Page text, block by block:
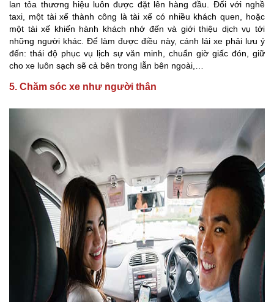
lan tỏa thương hiệu luôn được đặt lên hàng đầu. Đối với nghề
taxi, một tài xế thành công là tài xế có nhiều khách quen, hoặc
một tài xế khiến hành khách nhớ đến và giới thiệu dịch vụ tới
những người khác. Để làm được điều này, cánh lái xe phải lưu ý
đến: thái độ phục vụ lịch sự văn minh, chuẩn giờ giấc đón, giữ
cho xe luôn sạch sẽ cả bên trong lẫn bên ngoài,…
5. Chăm sóc xe như người thân